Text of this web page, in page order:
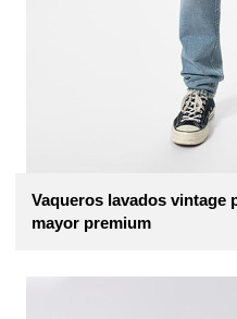
Vaqueros lavados vintage
mayor premium